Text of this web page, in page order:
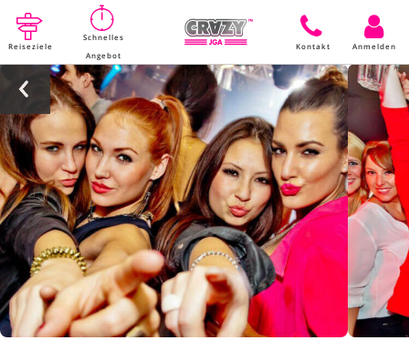
Reiseziele
Schnelles
Angebot
Kontakt Anmelden